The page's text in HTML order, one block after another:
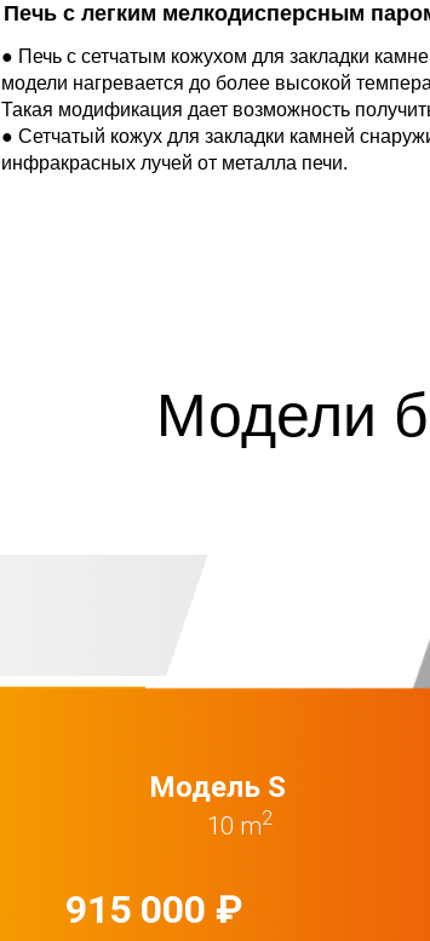
● Печь с сетчатым кожухом для закладки
модели нагревается до более высокой
Такая модификация дает возможность
● Сетчатый кожух для закладки камней
инфракрасных лучей от металла печи.
Печь с легким мелкодисперсным
Модели
Модель S
10 m2
915 000 ₽